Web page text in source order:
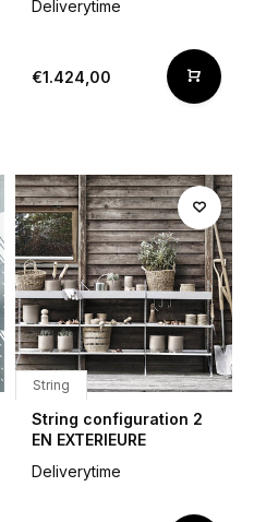
Deliverytime
€1.424,00
String
String configuration 2
EN EXTERIEURE
Deliverytime